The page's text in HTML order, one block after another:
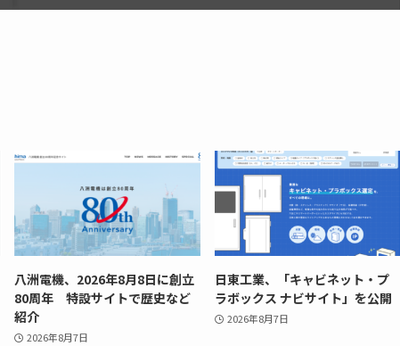
八洲電機、2026年8月8日に創立
80周年 特設サイトで歴史など
紹介
2026年8月7日
日東工業、「キャビネット・プ
ラボックス ナビサイト」を公開
2026年8月7日